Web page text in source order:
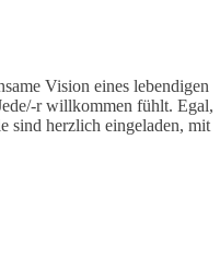
Vision eines lebendigen
r willkommen fühlt. Egal,
sind herzlich eingeladen, mit